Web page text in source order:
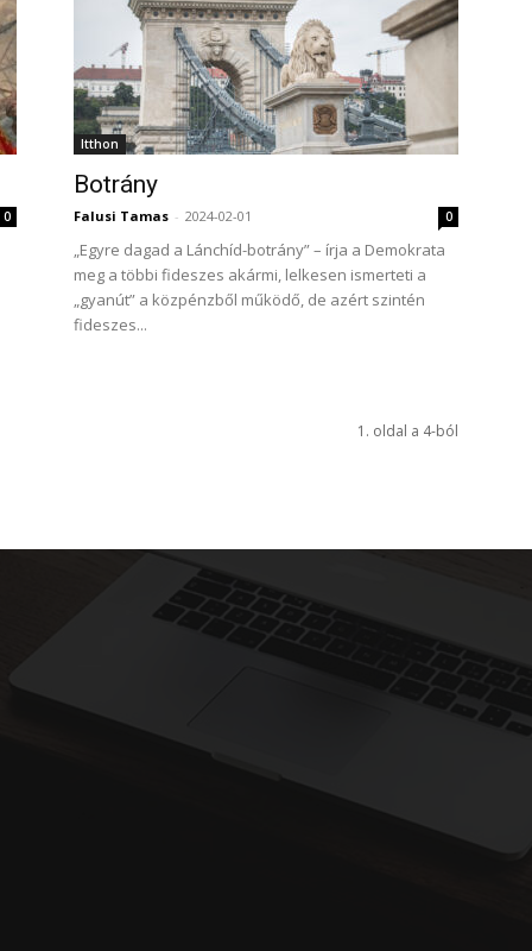
0
Itthon
Botrány
Falusi Tamas - 2024-02-01 0
„Egyre dagad a Lánchíd-botrány” – írja a Demokrata
meg a többi fideszes akármi, lelkesen ismerteti a
„gyanút” a közpénzből működő, de azért szintén
fideszes...
1. oldal a 4-ból